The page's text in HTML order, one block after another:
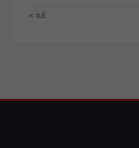
« iul.